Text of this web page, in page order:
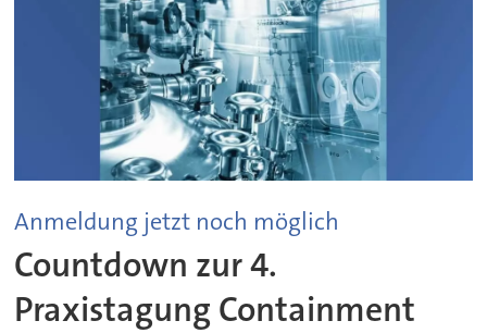
Anmeldung jetzt noch möglich
Countdown zur 4.
Praxistagung Containment